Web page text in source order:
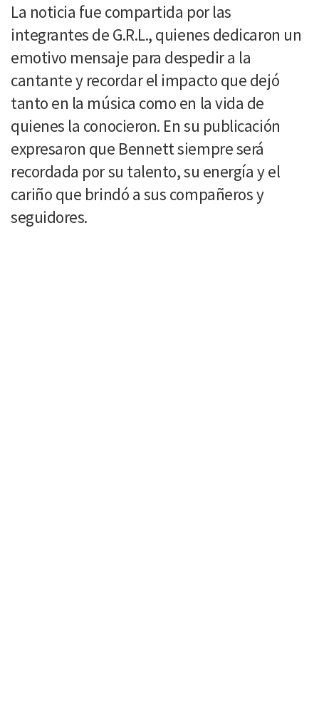
La noticia fue compartida por las
integrantes de G.R.L., quienes dedicaron un
emotivo mensaje para despedir a la
cantante y recordar el impacto que dejó
tanto en la música como en la vida de
quienes la conocieron. En su publicación
expresaron que Bennett siempre será
recordada por su talento, su energía y el
cariño que brindó a sus compañeros y
seguidores.